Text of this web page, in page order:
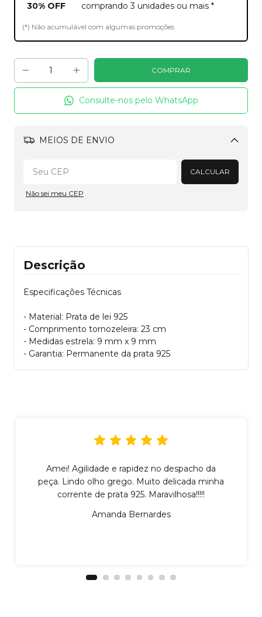
30% OFF
comprando 3 unidades ou mais *
(*) Não acumulável com algumas promoções
Consulte-nos pelo WhatsApp
MEIOS DE ENVIO
Alterar CEP
CALCULAR
Não sei meu CEP
Descrição
Especificações Técnicas
- Material: Prata de lei 925
- Comprimento tornozeleira: 23 cm
- Medidas estrela: 9 mm x 9 mm
- Garantia: Permanente da prata 925
Amei! Agilidade e rapidez no despacho da
peça. Lindo olho grego. Muito delicada minha
corrente de prata 925. Maravilhosa!!!!!
Amanda Bernardes